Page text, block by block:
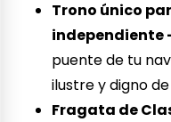
Trono único
independiente
puente de tu
ilustre y digno
Fragata de